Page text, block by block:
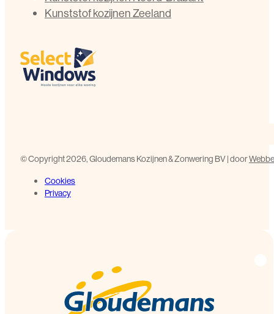
Kunststof kozijnen Zeeland
©️ Copyright 2026, Gloudemans Kozijnen & Zonwering BV | door
Cookies
Privacy